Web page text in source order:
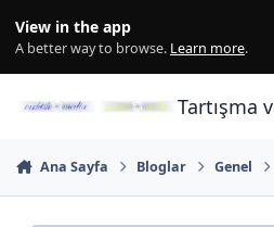
View in the app
A better way to browse. Learn more.
Tartışma
Ana Sayfa Bloglar Genel